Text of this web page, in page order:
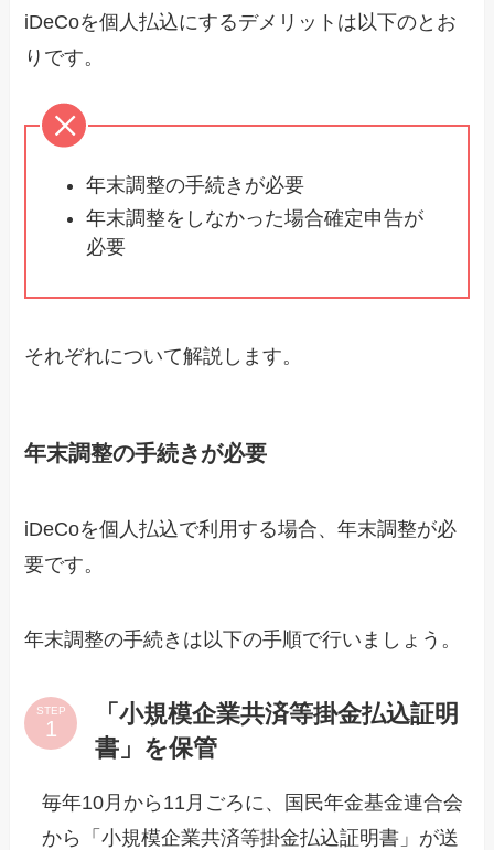
iDeCoを個人払込にするデメリットは以下のとお
りです。
年末調整の手続きが必要
年末調整をしなかった場合確定申告が
必要
それぞれについて解説します。
年末調整の手続きが必要
iDeCoを個人払込で利用する場合、年末調整が必
要です。
年末調整の手続きは以下の手順で行いましょう。
STEP
「小規模企業共済等掛金払込証明
書」を保管
毎年10月から11月ごろに、国民年金基金連合会
から「小規模企業共済等掛金払込証明書」が送